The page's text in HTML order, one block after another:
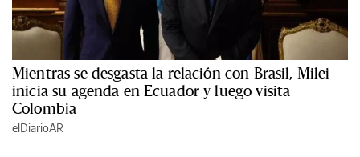
Mientras se desgasta la relación con Brasil, Milei
inicia su agenda en Ecuador y luego visita
Colombia
elDiarioAR